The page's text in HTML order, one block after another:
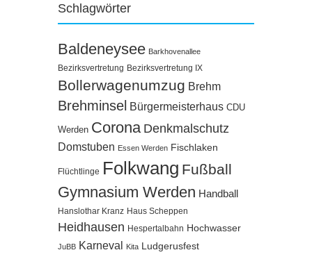
Schlagwörter
Baldeneysee Barkhovenallee
Bezirksvertretung Bezirksvertretung IX
Bollerwagenumzug Brehm
Brehminsel Bürgermeisterhaus CDU
Werden Corona Denkmalschutz
Domstuben Essen Werden Fischlaken
Flüchtlinge Folkwang Fußball
Gymnasium Werden Handball
Hanslothar Kranz Haus Scheppen
Heidhausen Hespertalbahn Hochwasser
JuBB Karneval Kita Ludgerusfest